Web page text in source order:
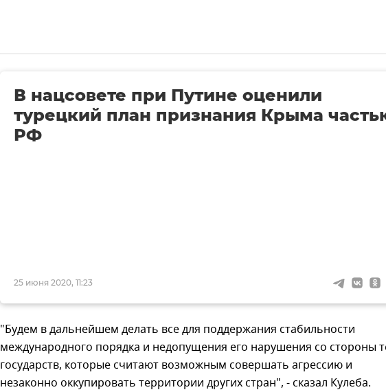
25 июня 2020, 11:23
В нацсовете при Путине оценили
турецкий план признания Крыма
РФ
"Будем в дальнейшем делать все для поддержания стабильности
международного порядка и недопущения его нарушения со стороны
государств, которые считают возможным совершать агрессию и
незаконно оккупировать территории других стран", - сказал Кулеба.